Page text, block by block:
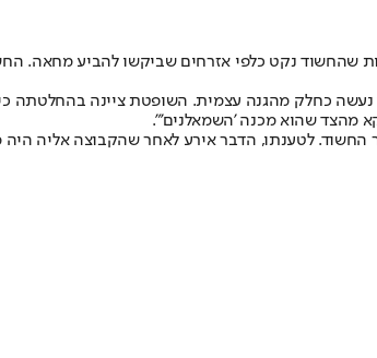
שהחשוד נקט כלפי אזרחים שביקשו להביע מחאה.
כחלק מהגנה עצמית. השופטת ציינה בהחלטתה
מהצד שהוא מכנה 'השמאלנים'".
החשוד. לטענתו, הדבר אירע לאחר שהקבוצה אליה